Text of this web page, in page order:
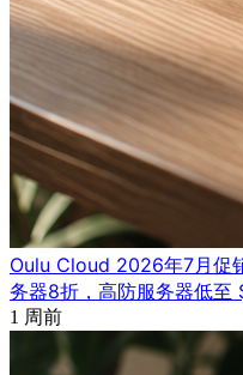
Oulu Cloud 2026年7月促
务器8折，高防服务器低至
1 周前